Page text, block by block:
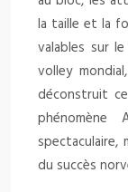
la taille et la
valables sur
volley
déconstruit
spectaculaire,
du succès